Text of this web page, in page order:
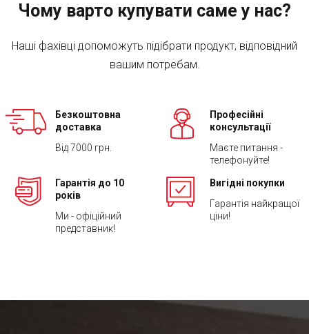
Чому варто купувати саме у нас?
Наші фахівці допоможуть підібрати продукт, відповідний
вашим потребам.
Безкоштовна
доставка
Від 7000 грн.
Професійні
консультації
Маєте питання -
телефонуйте!
Гарантія до 10
років
Ми - офіційний
представник!
Вигідні покупки
Гарантія найкращої
ціни!